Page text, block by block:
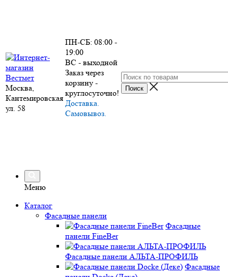
Москва,
Кантемировская
ул. 58
ПН-СБ: 08:00 -
19:00
ВС - выходной
Заказ через
корзину -
круглосуточно!
Доставка.
Самовывоз.
Меню
Каталог
Фасадные панели
Фасадные
панели FineBer
Фасадные панели АЛЬТА-ПРОФИЛЬ
Фасадные